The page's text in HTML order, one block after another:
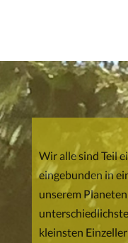
Wir alle sind Teil
eingebunden in
unserem
kleinsten